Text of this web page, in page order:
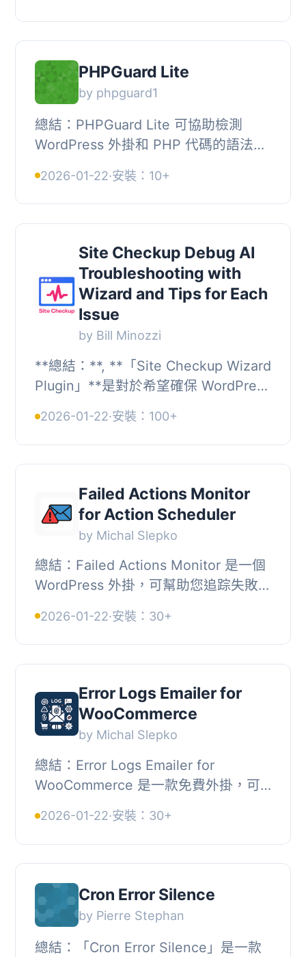
使用體驗。, , 【...
PHPGuard Lite
by phpguard1
總結：PHPGuard Lite 可協助檢測
WordPress 外掛和 PHP 代碼的語法問
是 PHPGuard Lite？, - PHPGuard
Lite 是一個...
2026-01-22·安裝：10+
Site Checkup Debug AI
Troubleshooting with
Wizard and Tips for Each
Issue
by Bill Minozzi
**總結：**, **「Site Checkup Wizard
Plugin」**是對於希望確保 WordPress
來說是一個必不可少的工具。該外掛執
行自動檢...
2026-01-22·安裝：100+
Failed Actions Monitor
for Action Scheduler
by Michal Slepko
總結：Failed Actions Monitor 是一個
WordPress 外掛，可幫助您追踪失敗的
子郵件通知來簡化監控和除錯工作。, ,
問題...
2026-01-22·安裝：30+
Error Logs Emailer for
WooCommerce
by Michal Slepko
總結：Error Logs Emailer for
WooCommerce 是一款免費外掛，可
誤記錄。, , 1. 這個外掛的主要功能是什
麼？, - 這個外掛主要...
2026-01-22·安裝：30+
Cron Error Silence
by Pierre Stephan
總結：「Cron Error Silence」是一款